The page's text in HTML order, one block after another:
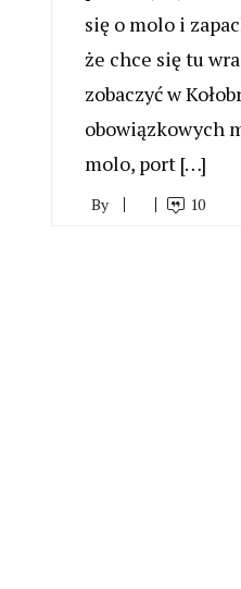
się o molo i
że chce się tu
zobaczyć w
obowiązkowych
molo, port […]
By 10